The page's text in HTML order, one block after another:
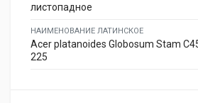
листопадное
НАИМЕНОВАНИЕ ЛАТИНСКОЕ
Acer platanoides Globosum Stam
225